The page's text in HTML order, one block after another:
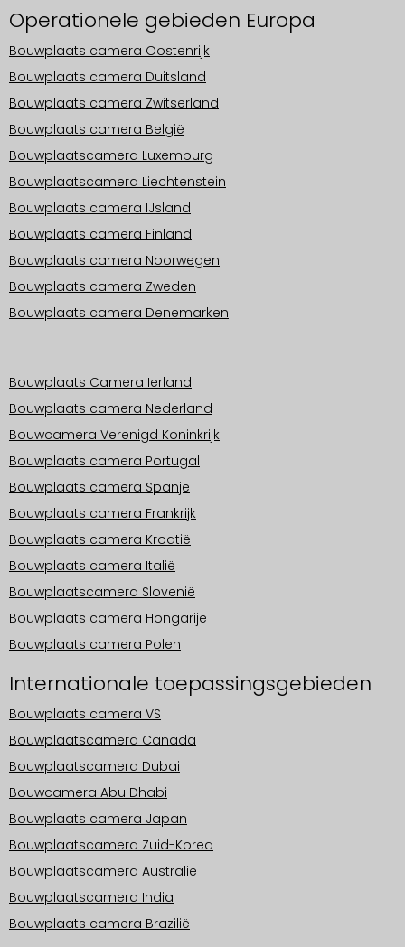
Operationele gebieden Europa
Bouwplaats camera Oostenrijk
Bouwplaats camera Duitsland
Bouwplaats camera Zwitserland
Bouwplaats camera België
Bouwplaatscamera Luxemburg
Bouwplaatscamera Liechtenstein
Bouwplaats camera IJsland
Bouwplaats camera Finland
Bouwplaats camera Noorwegen
Bouwplaats camera Zweden
Bouwplaats camera Denemarken
Bouwplaats Camera Ierland
Bouwplaats camera Nederland
Bouwcamera Verenigd Koninkrijk
Bouwplaats camera Portugal
Bouwplaats camera Spanje
Bouwplaats camera Frankrijk
Bouwplaats camera Kroatië
Bouwplaats camera Italië
Bouwplaatscamera Slovenië
Bouwplaats camera Hongarije
Bouwplaats camera Polen
Internationale toepassingsgebieden
Bouwplaats camera VS
Bouwplaatscamera Canada
Bouwplaatscamera Dubai
Bouwcamera Abu Dhabi
Bouwplaats camera Japan
Bouwplaatscamera Zuid-Korea
Bouwplaatscamera Australië
Bouwplaatscamera India
Bouwplaats camera Brazilië